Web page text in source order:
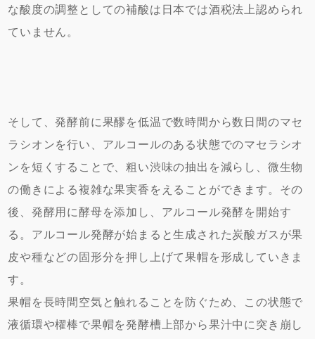
な酸度の調整としての補酸は日本では酒税法上認められ
ていません。
そして、発酵前に果醪を低温で数時間から数日間のマセ
ラシオンを行い、アルコールのある状態でのマセラシオ
ンを短くすることで、粗い渋味の抽出を減らし、微生物
の働きによる複雑な果実香をえることができます。その
後、発酵用に酵母を添加し、アルコール発酵を開始す
る。アルコール発酵が始まると生成された炭酸ガスが果
皮や種などの固形分を押し上げて果帽を形成していきま
す。
果帽を長時間空気と触れることを防ぐため、この状態で
液循環や櫂棒で果帽を発酵槽上部から果汁中に突き崩し